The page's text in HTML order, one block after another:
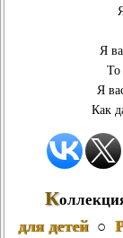
Я
То
Я
Как
К
для детей○